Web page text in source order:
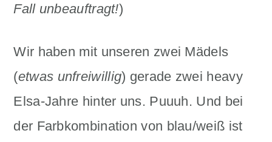
Fall unbeauftragt!)
Wir haben mit unseren zwei Mädels
(etwas unfreiwillig) gerade zwei heavy
Elsa-Jahre hinter uns. Puuuh. Und bei
der Farbkombination von blau/weiß ist